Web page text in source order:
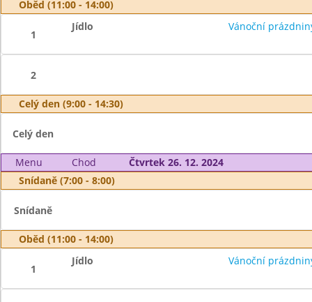
Oběd (11:00 - 14:00)
1
Jídlo Vánoční
2
Celý den (9:00 - 14:30)
Celý den
Menu Chod
Čtvrtek 26. 12. 2024
Snídaně (7:00 - 8:00)
Snídaně
Oběd (11:00 - 14:00)
1
Jídlo Vánoční